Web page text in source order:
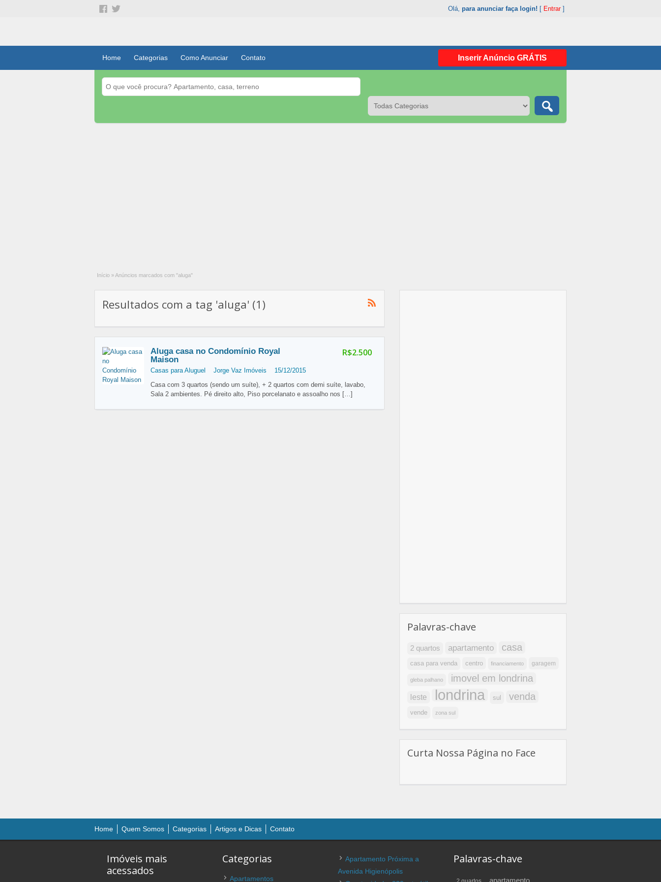
Olá, para anunciar faça login! [ Entrar]
Home Categorias Como Anunciar Contato Inserir Anúncio GRÁTIS
Início »Anúncios marcados com "aluga"
Resultados com a tag 'aluga' (1)
R$2.500
Aluga casa no Condomínio Royal
Maison
Casas para Aluguel Jorge Vaz Imóveis
15/12/2015
Casa com 3 quartos (sendo um suíte), + 2 quartos com demi suíte, lavabo,
Sala 2 ambientes. Pé direito alto, Piso porcelanato e assoalho nos […]
Palavras-chave
2 quartos apartamento casa
casa para venda centro financiamento garagem
gleba palhano imovel em londrina
leste londrina sul venda
vende zona sul
Curta Nossa Página no Face
Home Quem Somos Categorias Artigos e Dicas Contato
Imóveis mais
acessados
Categorias
Apartamentos
Apartamento Próxima a
Avenida Higienópolis
Palavras-chave
apartamento